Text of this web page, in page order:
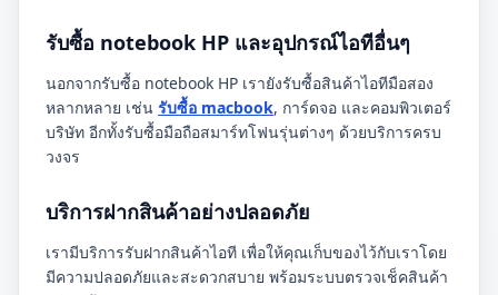
รับซื้อ notebook HP และอุปกรณ์ไอทีอื่นๆ
นอกจากรับซื้อ notebook HP เรายังรับซื้อสินค้าไอทีมือสอง
หลากหลาย เช่น รับซื้อ macbook, การ์ดจอ และคอมพิวเตอร์
บริษัท อีกทั้งรับซื้อมือถือสมาร์ทโฟนรุ่นต่างๆ ด้วยบริการครบ
วงจร
บริการฝากสินค้าอย่างปลอดภัย
เรามีบริการรับฝากสินค้าไอที เพื่อให้คุณเก็บของไว้กับเราโดย
มีความปลอดภัยและสะดวกสบาย พร้อมระบบตรวจเช็คสินค้า